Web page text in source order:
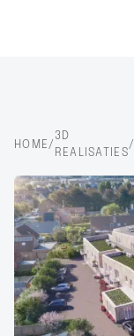
HOME /
3D
REALISATIES
/